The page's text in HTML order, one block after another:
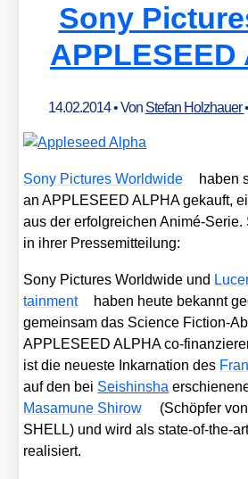
Sony
APPLESEED
14.02.2014• Von Stefan Holzhauer•
Sony Pic­tures World­wi­de
haben
an APPLESEED ALPHA gekauft,
aus der erfolg­rei­chen Ani­mé-
in ihrer Pres­se­mit­tei­lung:
Sony Pic­tures World­wi­de und
tain­ment
haben heu­te bekannt
gemein­sam das Sci­ence Fic­tion-
APPLESEED ALPHA co-
ist die neu­es­te Inkar­na­ti­on des
auf den bei Seis­hin­sha
Masa­mu­ne Shirow
(Schöp­fer
SHELL) und wird als sta­te-of-the-
rea­li­siert.